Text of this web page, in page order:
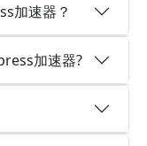
加速器？
加速器?